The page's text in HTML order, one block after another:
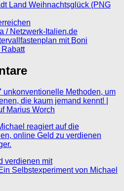
Land Weihnachtsglück (PNG
/ Netzwerk-Italien.de
mit Boni
Rabatt
unkonventionelle Methoden, um
die kaum jemand kennt! |
Marius Worch
reagiert auf die
online Geld zu verdienen
verdienen mit
Selbstexperiment von Michael